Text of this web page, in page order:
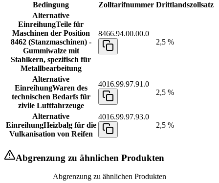
Bedingung
Zolltarifnummer Drittlandszollsatz
Alternative
EinreihungTeile für
Maschinen der Position
8462 (Stanzmaschinen) -
Gummiwalze mit
Stahlkern, spezifisch für
Metallbearbeitung
8466.94.00.00.0
2,5 %
Alternative
EinreihungWaren des
technischen Bedarfs für
zivile Luftfahrzeuge
4016.99.97.91.0
2,5 %
Alternative
EinreihungHeizbalg für die
Vulkanisation von Reifen
4016.99.97.93.0
2,5 %
Abgrenzung zu ähnlichen Produkten
Abgrenzung zu ähnlichen Produkten